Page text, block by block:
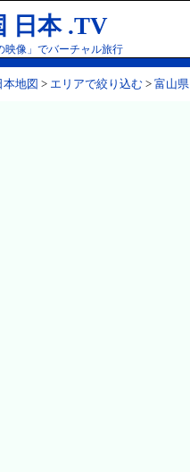
日本 .TV
映像」でバーチャル旅行
地図 > エリアで絞り込む > 富山県